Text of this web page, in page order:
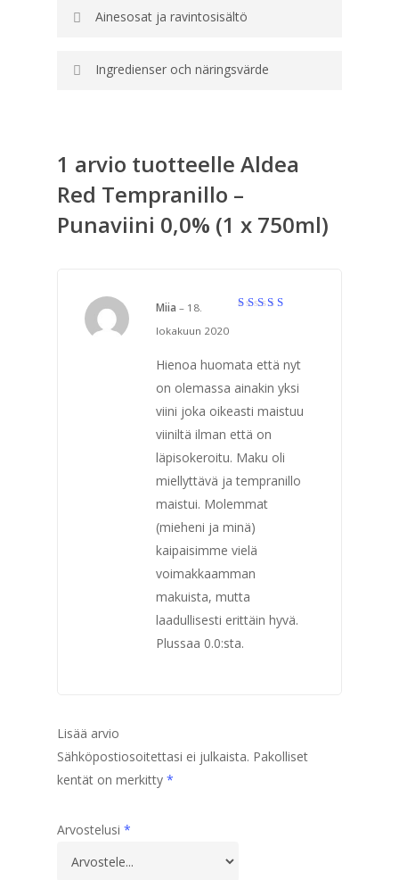
Ainesosat ja ravintosisältö
Ingredienser och näringsvärde
1 arvio tuotteelle Aldea
Red Tempranillo –
Punaviini 0,0% (1 x 750ml)
Miia – 18.
lokakuun 2020
Hienoa huomata että nyt
on olemassa ainakin yksi
viini joka oikeasti maistuu
viiniltä ilman että on
läpisokeroitu. Maku oli
miellyttävä ja tempranillo
maistui. Molemmat
(mieheni ja minä)
kaipaisimme vielä
voimakkaamman
makuista, mutta
laadullisesti erittäin hyvä.
Plussaa 0.0:sta.
Lisää arvio
Sähköpostiosoitettasi ei julkaista. Pakolliset
kentät on merkitty *
Arvostelusi *